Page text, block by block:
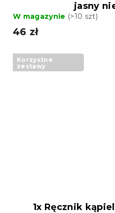
jasny
W magazynie (>10 szt)
46 zł
Korzystne
zestawy
1x Ręcznik